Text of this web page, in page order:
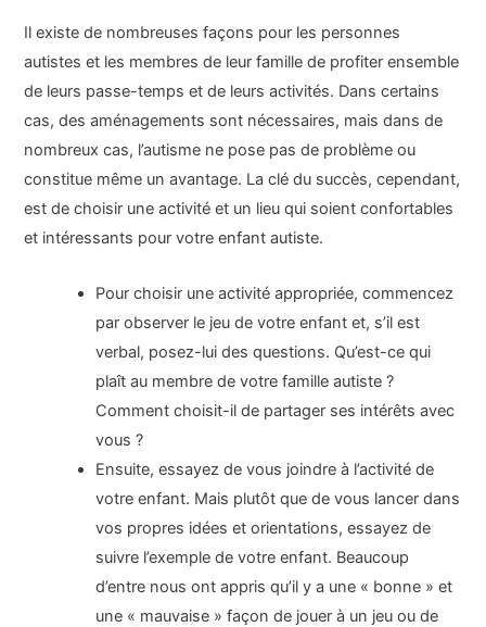
Il existe de nombreuses façons pour les personnes
autistes et les membres de leur famille de profiter ensemble
de leurs passe-temps et de leurs activités. Dans certains
cas, des aménagements sont nécessaires, mais dans de
nombreux cas, l’autisme ne pose pas de problème ou
constitue même un avantage. La clé du succès, cependant,
est de choisir une activité et un lieu qui soient confortables
et intéressants pour votre enfant autiste.
Pour choisir une activité appropriée, commencez
par observer le jeu de votre enfant et, s’il est
verbal, posez-lui des questions. Qu’est-ce qui
plaît au membre de votre famille autiste ?
Comment choisit-il de partager ses intérêts avec
vous ?
Ensuite, essayez de vous joindre à l’activité de
votre enfant. Mais plutôt que de vous lancer dans
vos propres idées et orientations, essayez de
suivre l’exemple de votre enfant. Beaucoup
d’entre nous ont appris qu’il y a une « bonne » et
une « mauvaise » façon de jouer à un jeu ou de